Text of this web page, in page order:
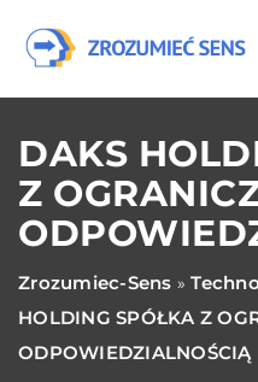
DAKS
Z
Zrozumiec-Sens »
HOLDING SPÓŁKA Z
ODPOWIEDZIALNOŚCIĄ